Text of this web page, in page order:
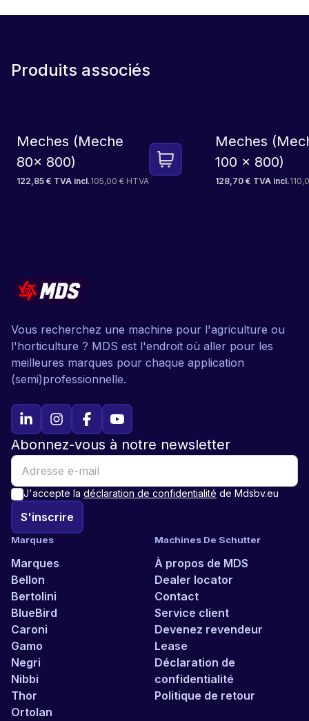
Produits associés
Meches (Meche
80x 800)
122,85 € TVA incl.105,00 € HTVA
Meches
100 x 800)
128,70 € TVA incl.
Vous recherchez une machine pour l'agriculture ou
l'horticulture ? MDS est l'endroit où aller pour les
meilleures marques pour chaque application
(semi)professionnelle.
Marques
Marques
Bellon
Bertolini
BlueBird
Caroni
Gamo
Negri
Nibbi
Thor
Ortolan
Machines De Schutter
À propos de MDS
Dealer locator
Contact
Service client
Devenez revendeur
Lease
Déclaration de
confidentialité
Politique de retour
Abonnez-vous à notre newsletter
J'accepte la déclaration de confidentialité de Mdsbv.eu
S'inscrire